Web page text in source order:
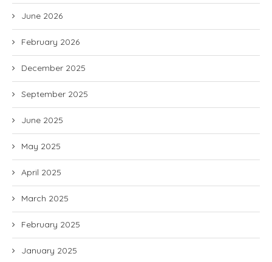
June 2026
February 2026
December 2025
September 2025
June 2025
May 2025
April 2025
March 2025
February 2025
January 2025